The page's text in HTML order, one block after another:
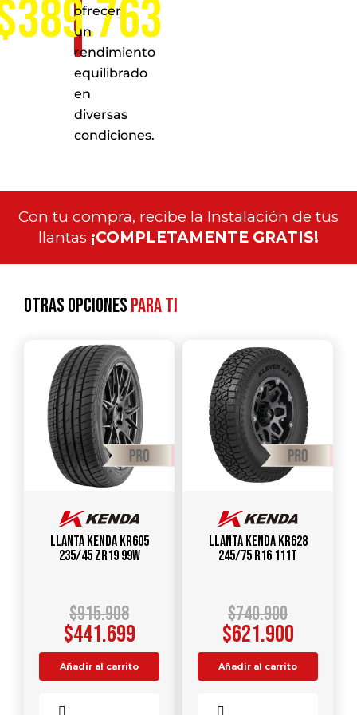
ofrecer
un
rendimiento
equilibrado
en
diversas
condiciones.
Con tu compra, recibe la Instalación de tus
llantas ¡COMPLETAMENTE GRATIS!
Otras opcionespara ti
Llanta KENDA KR605
235/45 ZR19 99W
$915.908
$441.699
Añadir al carrito
Llanta KENDA KR628
245/75 R16 111T
$740.900
$621.900
Añadir al carrito